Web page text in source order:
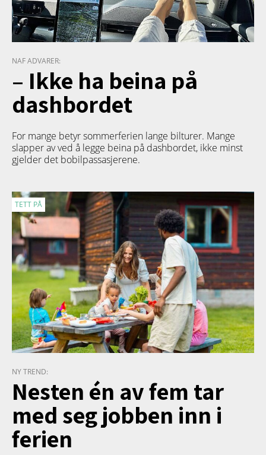
NAF ADVARER:
– Ikke ha beina på
dashbordet
For mange betyr sommerferien lange bilturer. Mange
slapper av ved å legge beina på dashbordet, ikke minst
gjelder det bobilpassasjerene.
TETT PÅ
NY TREND:
Nesten én av fem tar
med seg jobben inn i
ferien